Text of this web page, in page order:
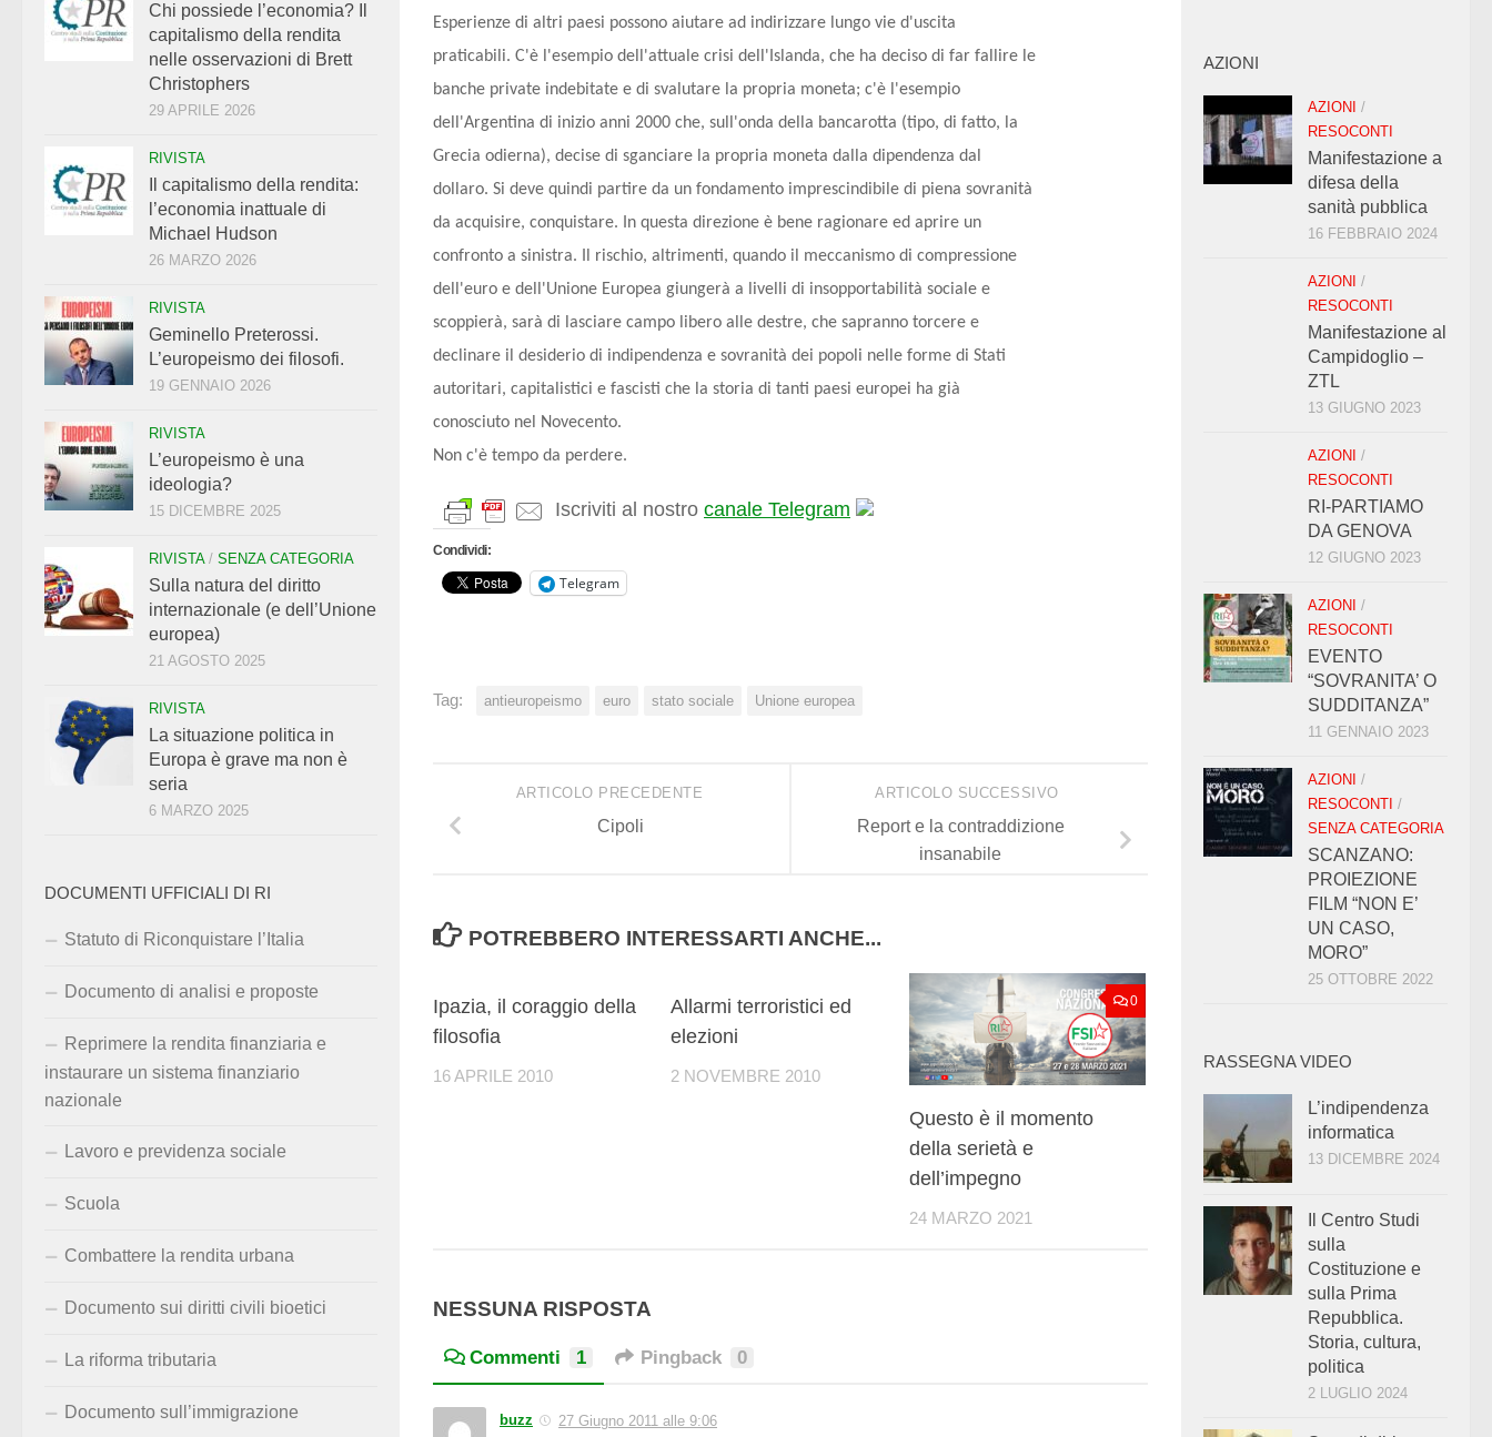
Esperienze di altri paesi possono aiutare ad indirizzare lungo vie d'uscita
praticabili. C'è l'esempio dell'attuale crisi dell'Islanda, che ha deciso di far fallire le
banche private indebitate e di svalutare la propria moneta; c'è l'esempio
dell'Argentina di inizio anni 2000 che, sull'onda della bancarotta (tipo, di fatto, la
Grecia odierna), decise di sganciare la propria moneta dalla dipendenza dal
dollaro. Si deve quindi partire da un fondamento imprescindibile di piena sovranità
da acquisire, conquistare. In questa direzione è bene ragionare ed aprire un
confronto a sinistra. Il rischio, altrimenti, quando il meccanismo di compressione
dell'euro e dell'Unione Europea giungerà a livelli di insopportabilità sociale e
scoppierà, sarà di lasciare campo libero alle destre, che sapranno torcere e
declinare il desiderio di indipendenza e sovranità dei popoli nelle forme di Stati
autoritari, capitalistici e fascisti che la storia di tanti paesi europei ha già
conosciuto nel Novecento.
Non c'è tempo da perdere.
Iscriviti al nostro canale Telegram
Condividi:
Telegram
Tag: antieuropeismo euro stato sociale Unione europea
ARTICOLO SUCCESSIVO
Report e la contraddizione
insanabile
ARTICOLO PRECEDENTE
Cipoli
POTREBBERO INTERESSARTI ANCHE...
Ipazia, il coraggio della
filosofia
16 APRILE 2010
Allarmi terroristici ed
elezioni
2 NOVEMBRE 2010
0
Questo è il momento
della serietà e
dell’impegno
24 MARZO 2021
NESSUNA RISPOSTA
Commenti 1 Pingback 0
buzz 27 Giugno 2011 alle 9:06
Chi possiede l’economia? Il
capitalismo della rendita
nelle osservazioni di Brett
Christophers
29 APRILE 2026
RIVISTA
Il capitalismo della rendita:
l’economia inattuale di
Michael Hudson
26 MARZO 2026
RIVISTA
Geminello Preterossi.
L’europeismo dei filosofi.
19 GENNAIO 2026
RIVISTA
L’europeismo è una
ideologia?
15 DICEMBRE 2025
RIVISTA/ SENZA CATEGORIA
Sulla natura del diritto
internazionale (e dell’Unione
europea)
21 AGOSTO 2025
RIVISTA
La situazione politica in
Europa è grave ma non è
seria
6 MARZO 2025
DOCUMENTI UFFICIALI DI RI
Statuto di Riconquistare l’Italia
Documento di analisi e proposte
Reprimere la rendita finanziaria e
instaurare un sistema finanziario
nazionale
Lavoro e previdenza sociale
Scuola
Combattere la rendita urbana
Documento sui diritti civili bioetici
La riforma tributaria
Documento sull’immigrazione
AZIONI
AZIONI /
RESOCONTI
Manifestazione a
difesa della
sanità pubblica
16 FEBBRAIO 2024
AZIONI /
RESOCONTI
Manifestazione al
Campidoglio –
ZTL
13 GIUGNO 2023
AZIONI /
RESOCONTI
RI-PARTIAMO
DA GENOVA
12 GIUGNO 2023
AZIONI /
RESOCONTI
EVENTO
“SOVRANITA’ O
SUDDITANZA”
11 GENNAIO 2023
AZIONI /
RESOCONTI /
SENZA CATEGORIA
SCANZANO:
PROIEZIONE
FILM “NON E’
UN CASO,
MORO”
25 OTTOBRE 2022
RASSEGNA VIDEO
L’indipendenza
informatica
13 DICEMBRE 2024
Il Centro Studi
sulla
Costituzione e
sulla Prima
Repubblica.
Storia, cultura,
politica
2 LUGLIO 2024